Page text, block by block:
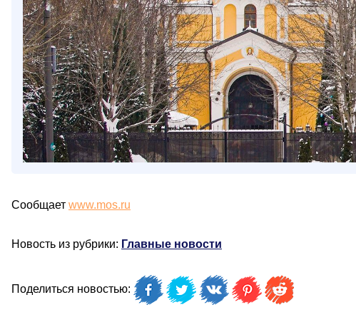
Сообщает www.mos.ru
Новость из рубрики: Главные новости
Поделиться новостью: